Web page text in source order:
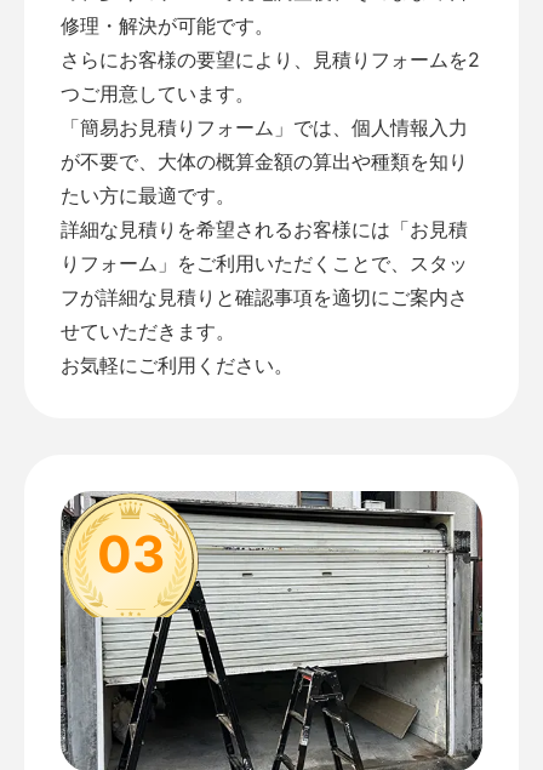
修理・解決が可能です。
さらにお客様の要望により、見積りフォームを2
つご用意しています。
「簡易お見積りフォーム 」では、個人情報入力
が不要で、大体の概算金額の算出や種類を知り
たい方に最適です。
詳細な見積りを希望されるお客様には「お見積
りフォーム 」をご利用いただくことで、スタッ
フが詳細な見積りと確認事項を適切にご案内さ
せていただきます。
お気軽にご利用ください。
03